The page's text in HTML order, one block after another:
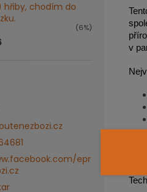
chodím do
(6%)
epr
v